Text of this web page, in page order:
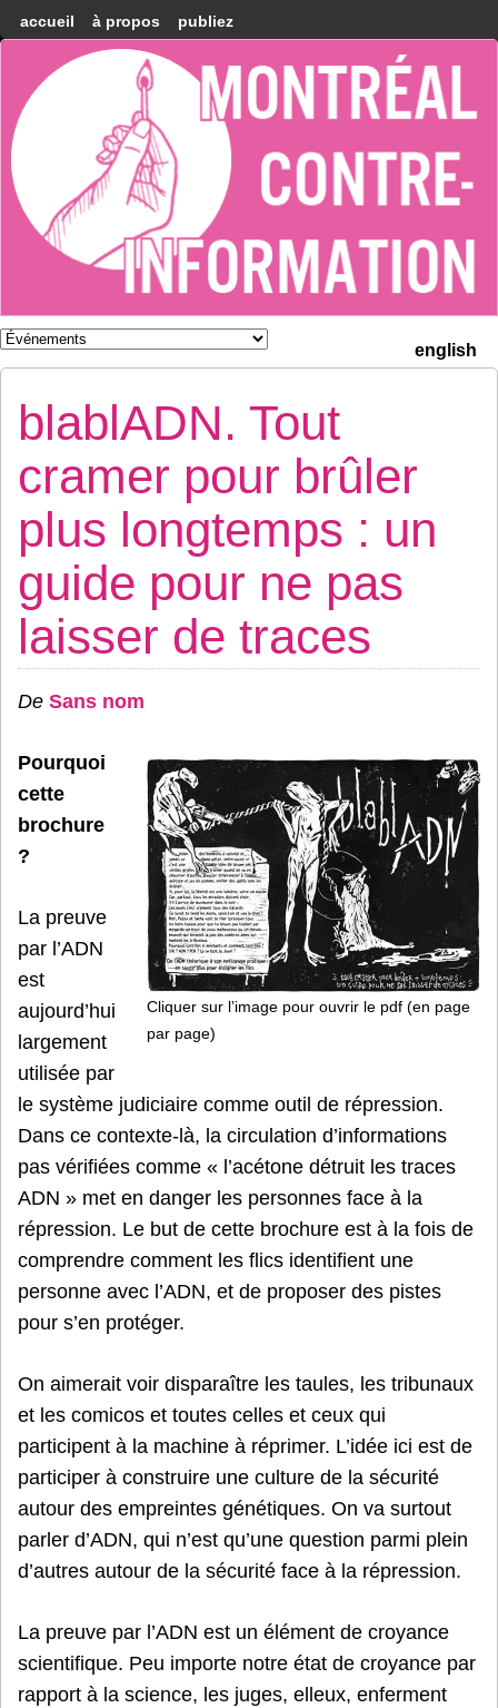
accueil à propos publiez
Montréal
Counter-
information
english
blablADN. Tout
cramer pour brûler
plus longtemps : un
guide pour ne pas
laisser de traces
De Sans nom
Cliquer sur l’image pour ouvrir le pdf (en page
par page)
Pourquoi
cette
brochure
?
La preuve
par l’ADN
est
aujourd’hui
largement
utilisée par
le système judiciaire comme outil de répression.
Dans ce contexte-là, la circulation d’informations
pas vérifiées comme « l’acétone détruit les traces
ADN » met en danger les personnes face à la
répression. Le but de cette brochure est à la fois de
comprendre comment les flics identifient une
personne avec l’ADN, et de proposer des pistes
pour s’en protéger.
On aimerait voir disparaître les taules, les tribunaux
et les comicos et toutes celles et ceux qui
participent à la machine à réprimer. L’idée ici est de
participer à construire une culture de la sécurité
autour des empreintes génétiques. On va surtout
parler d’ADN, qui n’est qu’une question parmi plein
d’autres autour de la sécurité face à la répression.
La preuve par l’ADN est un élément de croyance
scientifique. Peu importe notre état de croyance par
rapport à la science, les juges, elleux, enferment